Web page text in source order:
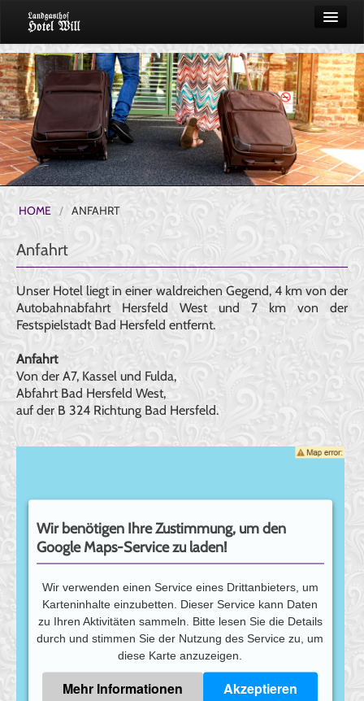
START
ZIMMER
GASTHOF
RESTAURANT
SPEISEN
SPECIALS
BUSSE
EU-SPECIAL
TERMINE
ANFAHRT
HOME / ANFAHRT
Anfahrt
Unser Hotel liegt in einer waldreichen Gegend, 4 km von der
Autobahnabfahrt Hersfeld West und 7 km von der
Festspielstadt Bad Hersfeld entfernt.
Anfahrt
Von der A7, Kassel und Fulda,
Abfahrt Bad Hersfeld West,
auf der B 324 Richtung Bad Hersfeld.
Wir benötigen Ihre Zustimmung, um den
Google Maps-Service zu laden!
Wir verwenden einen Service eines Drittanbieters, um
Karteninhalte einzubetten. Dieser Service kann Daten
zu Ihren Aktivitäten sammeln. Bitte lesen Sie die Details
durch und stimmen Sie der Nutzung des Service zu, um
diese Karte anzuzeigen.
Mehr Informationen Akzeptieren